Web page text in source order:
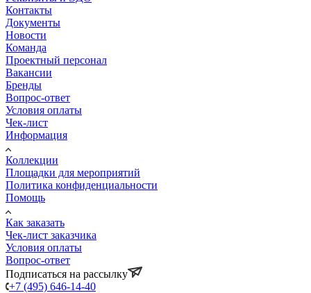
Контакты
Документы
Новости
Команда
Проектный персонал
Вакансии
Бренды
Вопрос-ответ
Условия оплаты
Чек-лист
Информация
Коллекции
Площадки для мероприятий
Политика конфиденциальности
Помощь
Как заказать
Чек-лист заказчика
Условия оплаты
Вопрос-ответ
Подписаться на рассылку
+7 (495) 646-14-40